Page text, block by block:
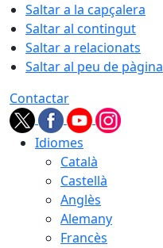
Saltar a la capçalera
Saltar al contingut
Saltar a relacionats
Saltar al peu de pàgina
Contactar
Idiomes
Català
Castellà
Anglès
Alemany
Francès